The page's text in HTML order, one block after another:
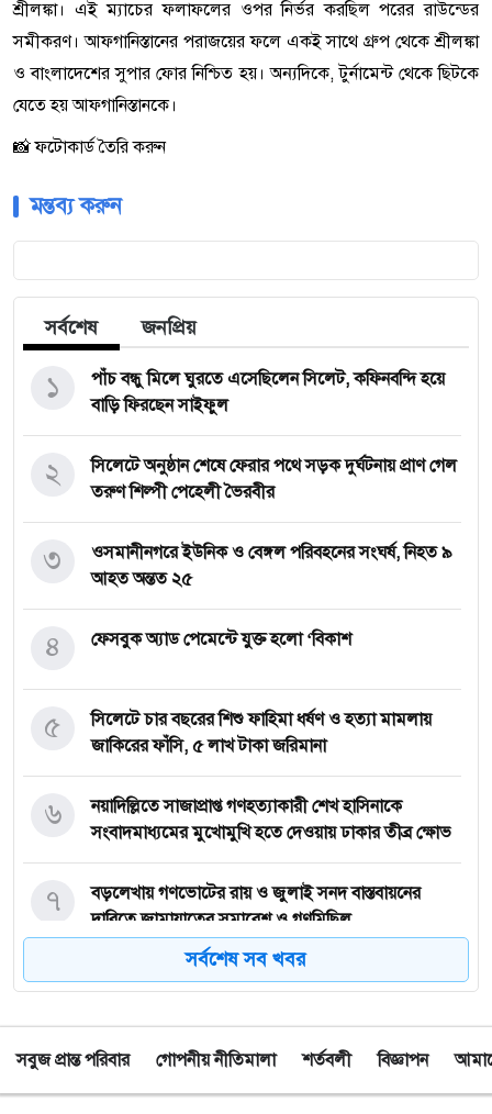
শ্রীলঙ্কা। এই ম্যাচের ফলাফলের ওপর নির্ভর করছিল পরের রাউন্ডের
সমীকরণ। আফগানিস্তানের পরাজয়ের ফলে একই সাথে গ্রুপ থেকে শ্রীলঙ্কা
ও বাংলাদেশের সুপার ফোর নিশ্চিত হয়। অন্যদিকে, টুর্নামেন্ট থেকে ছিটকে
যেতে হয় আফগানিস্তানকে।
📸 ফটোকার্ড তৈরি করুন
মন্তব্য করুন
সর্বশেষ জনপ্রিয়
পাঁচ বন্ধু মিলে ঘুরতে এসেছিলেন সিলেট, কফিনবন্দি হয়ে
বাড়ি ফিরছেন সাইফুল
১
সিলেটে অনুষ্ঠান শেষে ফেরার পথে সড়ক দুর্ঘটনায় প্রাণ গেল
তরুণ শিল্পী পেহেলী ভৈরবীর
২
ওসমানীনগরে ইউনিক ও বেঙ্গল পরিবহনের সংঘর্ষ, নিহত ৯
আহত অন্তত ২৫
৩
ফেসবুক অ্যাড পেমেন্টে যুক্ত হলো ‘বিকাশ
৪
সিলেটে চার বছরের শিশু ফাহিমা ধর্ষণ ও হত্যা মামলায়
জাকিরের ফাঁসি, ৫ লাখ টাকা জরিমানা
৫
নয়াদিল্লিতে সাজাপ্রাপ্ত গণহত্যাকারী শেখ হাসিনাকে
সংবাদমাধ্যমের মুখোমুখি হতে দেওয়ায় ঢাকার তীব্র ক্ষোভ
৬
বড়লেখায় গণভোটের রায় ও জুলাই সনদ বাস্তবায়নের
দাবিতে জামায়াতের সমাবেশ ও গণমিছিল
৭
গোয়াইনঘাটে ১৭০ বোতল ভারতীয় ইস্কাফ কফ সিরাপ
৮
জুলাই গণঅভ্যুত্থান দিবস উপলক্ষে জকিগঞ্জে আলোচনা
সভা
৯
সর্বশেষ সব খবর
সবুজ প্রান্ত পরিবার গোপনীয় নীতিমালা শর্তবলী বিজ্ঞাপন